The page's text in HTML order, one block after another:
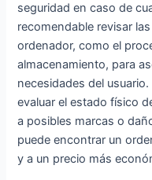
seguridad en caso de
recomendable revisar
ordenador, como el
almacenamiento, para
necesidades del
evaluar el estado físico
a posibles marcas o
puede encontrar un
y a un precio más